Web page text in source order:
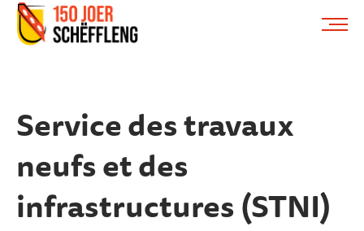
Schifflange, schifflange-logo, gemeng
Service des travaux
neufs et des
infrastructures (STNI)